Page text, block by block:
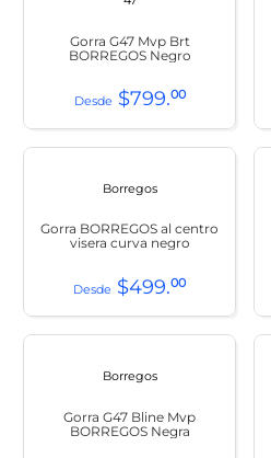
Gorra G47 Mvp Brt
BORREGOS Negro
$799.00
Borregos
Gorra BORREGOS al centro
visera curva negro
$499.00
Borregos
Gorra G47 Bline Mvp
BORREGOS Negra